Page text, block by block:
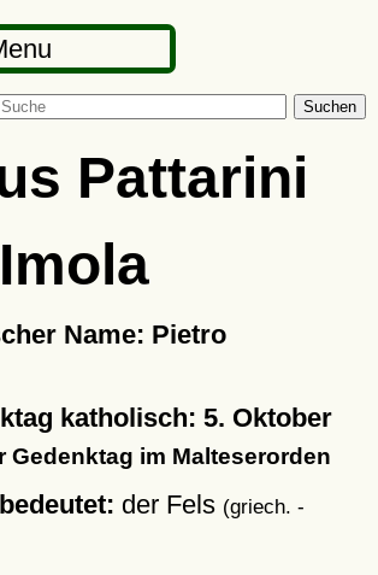
Suchen
Pattarini
Name: Pietro
katholisch: 5. Oktober
Gedenktag im Malteserorden
der Fels (griech. -